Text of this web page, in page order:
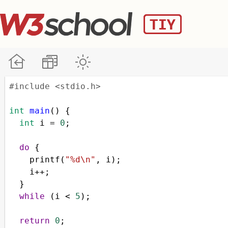
#include <stdio.h>
int main () {
int
i = 0 ;
do {
printf ( "%d\n" , i );
i++ ;
  }
while ( i < 5 );
return 0 ;